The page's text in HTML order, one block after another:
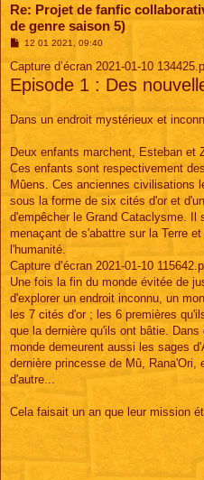
Re: Projet de fanfic
de genre saison 5)
M
s
s
a
g
12 01 2021, 09:40
Capture d’écran 2021-01-10
Episode 1 : Des
Dans un endroit mystérieux et
Deux enfants marchent, Esteban et
Ces enfants sont respectivement
Mûens. Ces anciennes civilisations
sous la forme de six cités d'or et
d'empêcher le Grand Cataclysme. Il
menaçant de s'abattre sur la Terre
l'humanité.
Capture d’écran 2021-01-10
Une fois la fin du monde évitée de
d'explorer un endroit inconnu, un
les 7 cités d'or ; les 6 premières
que la dernière qu'ils ont bâtie.
monde demeurent aussi les sages
dernière princesse de Mû, Rana'Ori,
d'autre...
Cela faisait un an que leur mission